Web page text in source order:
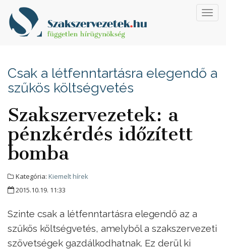
Csak a létfenntartásra elegendő a
szűkös költségvetés
Szakszervezetek: a
pénzkérdés időzített
bomba
Kategória: Kiemelt hírek
2015.10.19. 11:33
Szinte csak a létfenntartásra elegendő az a
szűkös költségvetés, amelyből a szakszervezeti
szövetségek gazdálkodhatnak. Ez derül ki